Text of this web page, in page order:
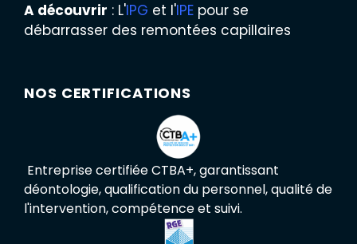
A découvrir : L'IPG et l'IPE pour se
débarrasser des remontées capillaires
NOS CERTIFICATIONS
Entreprise certifiée CTBA+, garantissant
déontologie, qualification du personnel, qualité de
l'intervention, compétence et suivi.